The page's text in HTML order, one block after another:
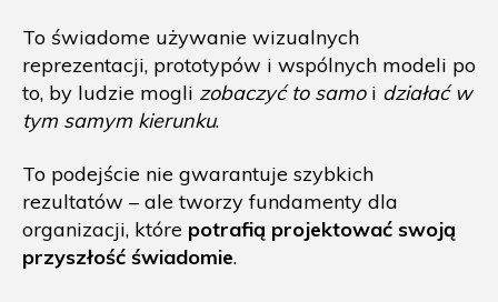
To świadome używanie wizualnych
reprezentacji, prototypów i wspólnych modeli po
to, by ludzie mogli zobaczyć to samoi działać w
tym samym kierunku.
To podejście nie gwarantuje szybkich
rezultatów – ale tworzy fundamenty dla
organizacji, które potrafią projektować swoją
przyszłość świadomie.